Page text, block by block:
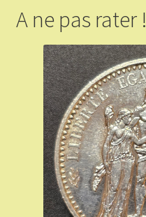
A ne pas rater !